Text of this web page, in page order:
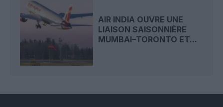
AIR INDIA OUVRE UNE
LIAISON SAISONNIÈRE
MUMBAI–TORONTO ET...